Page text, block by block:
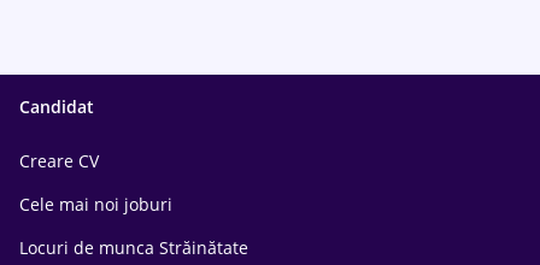
Candidat
Creare CV
Cele mai noi joburi
Locuri de munca Străinătate